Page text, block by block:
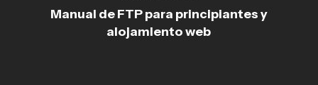
Manual de FTP para principiantes y
alojamiento web